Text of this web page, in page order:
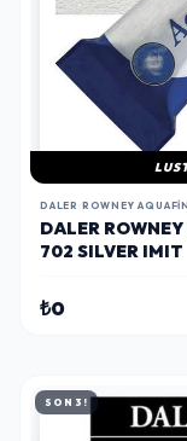
DALER ROWNEY
DALER
702 SILVER IMIT
₺0
SON 3!